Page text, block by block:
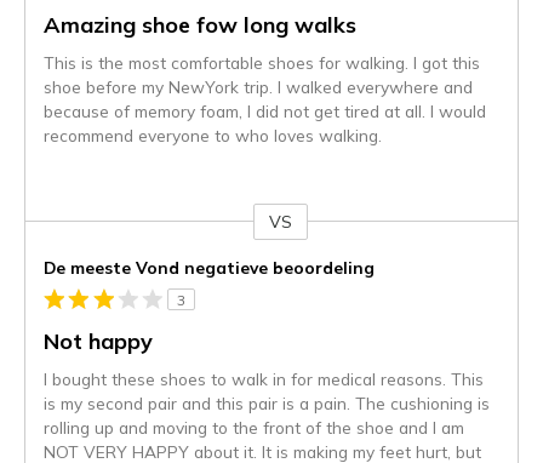
Amazing shoe fow long walks
This is the most comfortable shoes for walking. I got this
shoe before my NewYork trip. I walked everywhere and
because of memory foam, I did not get tired at all. I would
recommend everyone to who loves walking.
content
wordt
momenteel
gemigreerd
de
niejee
page_id.
VS
De meeste Vond negatieve beoordeling
3
Not happy
I bought these shoes to walk in for medical reasons. This
is my second pair and this pair is a pain. The cushioning is
rolling up and moving to the front of the shoe and I am
NOT VERY HAPPY about it. It is making my feet hurt, but